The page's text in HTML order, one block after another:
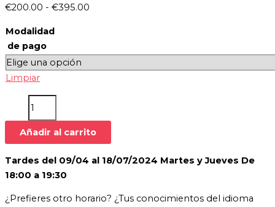
€200.00 - €395.00
Modalidad
de pago
Limpiar
Añadir al carrito
Tardes del 09/04 al 18/07/2024 Martes y Jueves De
18:00 a 19:30
¿Prefieres otro horario? ¿Tus conocimientos del idioma